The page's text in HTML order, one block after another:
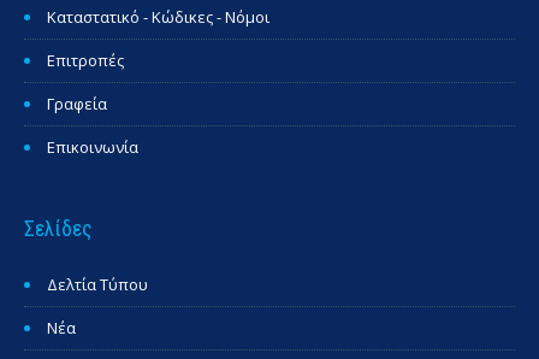
Καταστατικό - Κώδικες - Νόμοι
Επιτροπές
Γραφεία
Επικοινωνία
Σελίδες
Δελτία Τύπου
Νέα